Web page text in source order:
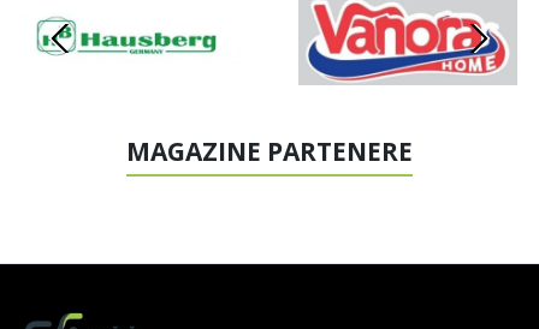
MAGAZINE PARTENERE